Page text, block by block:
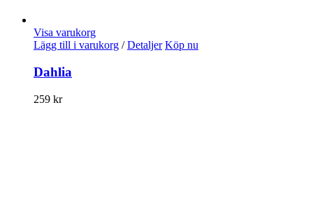
Visa varukorg
Lägg till i varukorg / Detaljer Köp nu
Dahlia
259 kr